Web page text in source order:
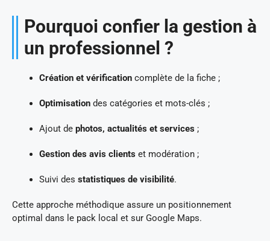
Pourquoi confier la gestion à
un professionnel ?
Création et vérification complète de la fiche ;
Optimisation des catégories et mots-clés ;
Ajout de photos, actualités et services ;
Gestion des avis clients et modération ;
Suivi des statistiques de visibilité.
Cette approche méthodique assure un positionnement
optimal dans le pack local et sur Google Maps.